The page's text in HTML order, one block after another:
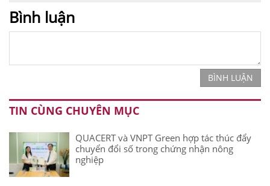
Bình luận
BÌNH LUẬN
TIN CÙNG CHUYÊN MỤC
QUACERT và VNPT Green hợp tác thúc đẩy
chuyển đổi số trong chứng nhận nông
nghiệp